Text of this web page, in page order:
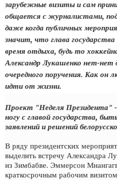
зарубежные визиты и сам
общается с журналистами,
даже когда публичных
значит, что глава
время отдыха, будь то
Александр Лукашенко нет-нет
очередного поручения. Как он
идти от жизни.
Проект "Неделя Президента"
ногу с главой государства,
заявлений и решений
В ряду президентских
выделить встречу Александра
из Зимбабве. Эммерсон
краткосрочным рабочим